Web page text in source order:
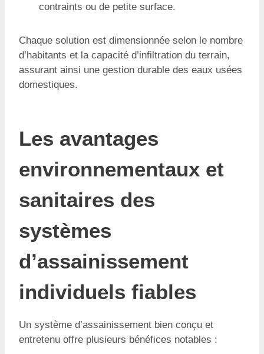
contraints ou de petite surface.
Chaque solution est dimensionnée selon le nombre
d’habitants et la capacité d’infiltration du terrain,
assurant ainsi une gestion durable des eaux usées
domestiques.
Les avantages
environnementaux et
sanitaires des
systèmes
d’assainissement
individuels fiables
Un système d’assainissement bien conçu et
entretenu offre plusieurs bénéfices notables :